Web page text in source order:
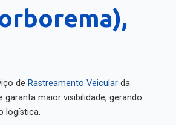
de Rastreamento Veicular da
e garanta maior visibilidade, gerando
logística.